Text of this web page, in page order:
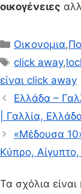
οικογένειες
Κατηγορίες
Οικονομια,
Ετικέτες
click away,
είναι click away
Ελλάδα –
| Γαλλία,
«Μέδουσα
Κύπρο,
Τα σχόλια είναι